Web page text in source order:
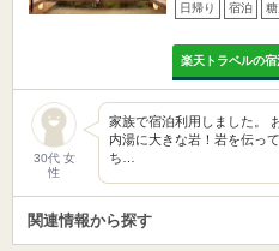
日帰り 宿泊
楽天トラベルの
30代 女
性
家族で宿泊利用しました。
内湯に大きな岩！岩を伝っ
ち…
関連情報から探す